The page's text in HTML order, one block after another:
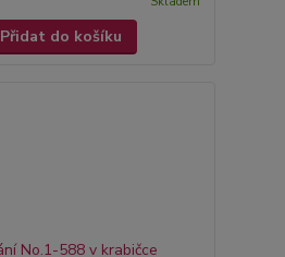
Přidat do košíku